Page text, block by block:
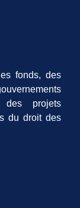
fonds, des
des projets
du droit des